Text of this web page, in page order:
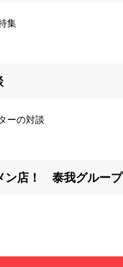
集
ーの対談
ン店！ 泰我グループ